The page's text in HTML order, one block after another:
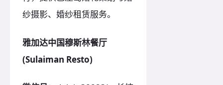
纱摄影、婚纱租赁服务。
雅加达中国穆斯林餐厅
(Sulaiman Resto)